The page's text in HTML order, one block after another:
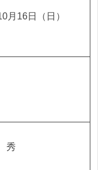
16日（日）
秀